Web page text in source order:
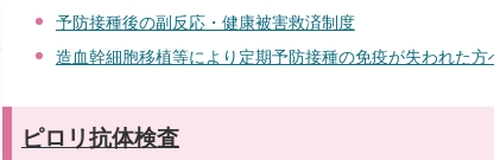
予防接種後の副反応・健康被害救済制度
造血幹細胞移植等により定期予防接種の免疫が失われた
ピロリ抗体検査